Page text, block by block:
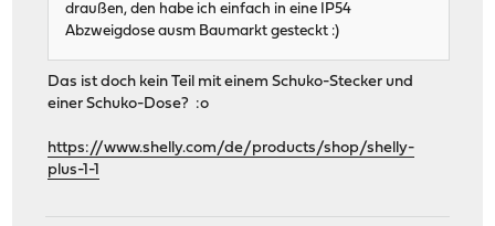
draußen, den habe ich einfach in eine IP54
Abzweigdose ausm Baumarkt gesteckt :)
Das ist doch kein Teil mit einem Schuko-Stecker und
einer Schuko-Dose? :o
https://www.shelly.com/de/products/shop/shelly-
plus-1-1